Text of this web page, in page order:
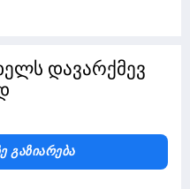
დავარქმევ
Გაზიარება